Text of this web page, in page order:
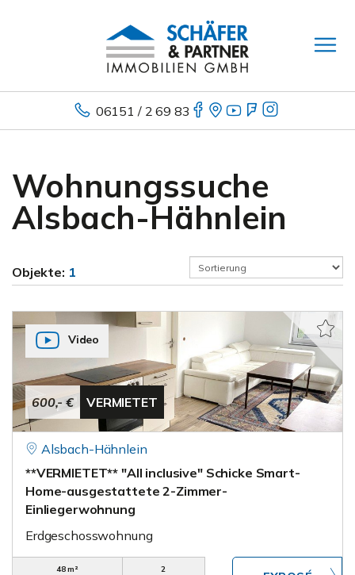
06151 / 2 69 83
Wohnungssuche
Alsbach-Hähnlein
Objekte: 1
600,- € VERMIETET
Video
Alsbach-Hähnlein
**VERMIETET** "All inclusive" Schicke Smart-
Home-ausgestattete 2-Zimmer-
Einliegerwohnung
Erdgeschosswohnung
48 m²
2